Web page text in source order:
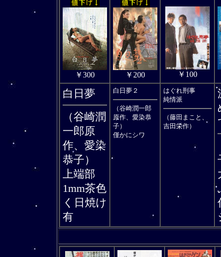
￥300 ￥200 ￥100
白日夢
（谷崎潤
一郎原
作、愛染
恭子）
上端部
1mm茶色
く日焼け
有
白日夢２
（谷崎潤一郎
原作、愛染恭
子）
僅かにシワ
はぐれ刑事
純情派
（藤田まこと、
吉田栄作）